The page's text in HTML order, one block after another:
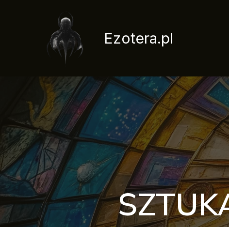
Ezotera.pl